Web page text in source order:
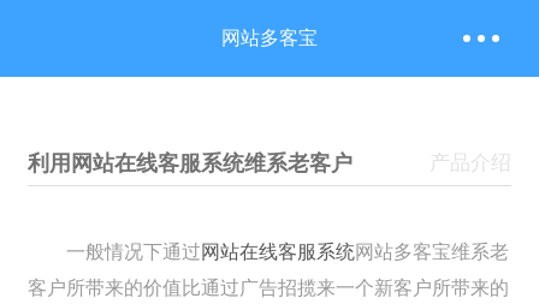
网站多客宝
产品介绍
利用网站在线客服系统维系老客户
一般情况下通过网站在线客服系统网站多客宝维系老
客户所带来的价值比通过广告招揽来一个新客户所带来的